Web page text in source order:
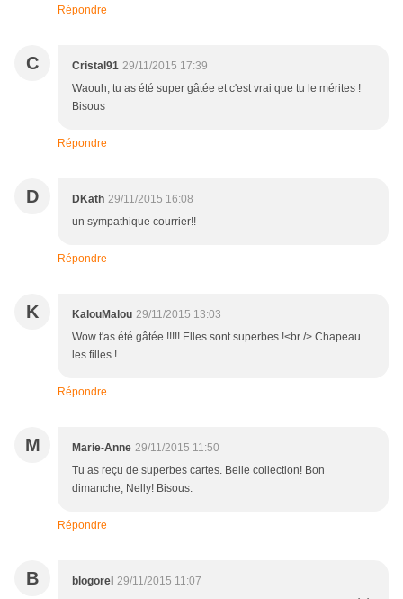
Répondre
C Cristal91 29/11/2015 17:39
Waouh, tu as été super gâtée et c'est vrai que tu le mérites !
Bisous
Répondre
D DKath 29/11/2015 16:08
un sympathique courrier!!
Répondre
K KalouMalou 29/11/2015 13:03
Wow t'as été gâtée !!!!! Elles sont superbes !<br /> Chapeau
les filles !
Répondre
M Marie-Anne 29/11/2015 11:50
Tu as reçu de superbes cartes. Belle collection! Bon
dimanche, Nelly! Bisous.
Répondre
B blogorel 29/11/2015 11:07